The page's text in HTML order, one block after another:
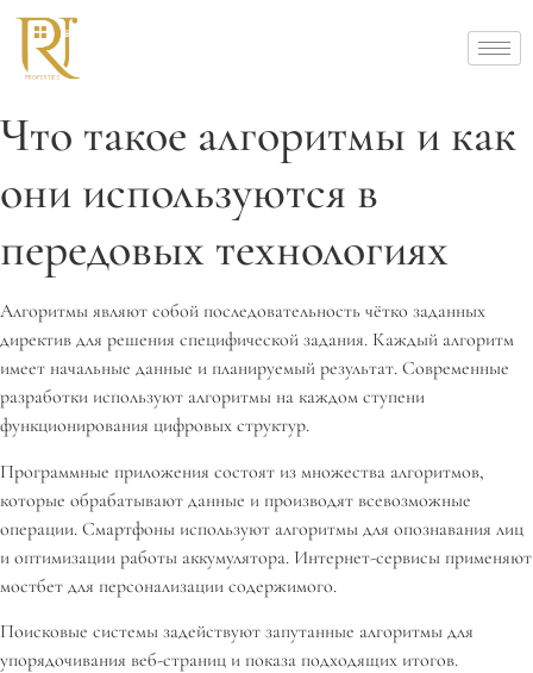
Что такое алгоритмы и как
они используются в
передовых технологиях
Алгоритмы являют собой последовательность чётко заданных
директив для решения специфической задания. Каждый алгоритм
имеет начальные данные и планируемый результат. Современные
разработки используют алгоритмы на каждом ступени
функционирования цифровых структур.
Программные приложения состоят из множества алгоритмов,
которые обрабатывают данные и производят всевозможные
операции. Смартфоны используют алгоритмы для опознавания лиц
и оптимизации работы аккумулятора. Интернет-сервисы применяют
мостбет для персонализации содержимого.
Поисковые системы задействуют запутанные алгоритмы для
упорядочивания веб-страниц и показа подходящих итогов.